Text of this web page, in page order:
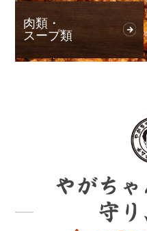
肉類・
スープ類